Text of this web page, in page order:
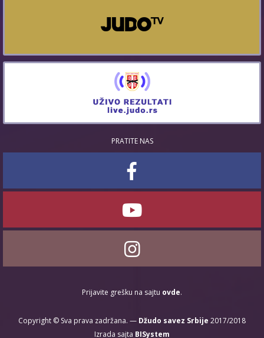
PRATITE NAS
Prijavite grešku na sajtu ovde.
Copyright © Sva prava zadržana. — Džudo savez Srbije 2017/2018
Izrada sajta BISystem